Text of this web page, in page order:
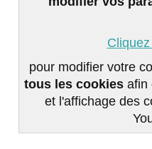
pour modifier votre
tous les cookies afin
et l'affichage des